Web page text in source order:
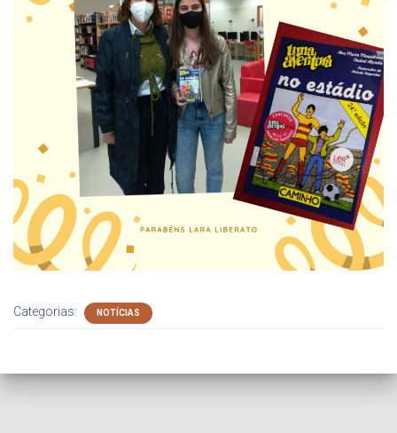
Categorias: NOTÍCIAS